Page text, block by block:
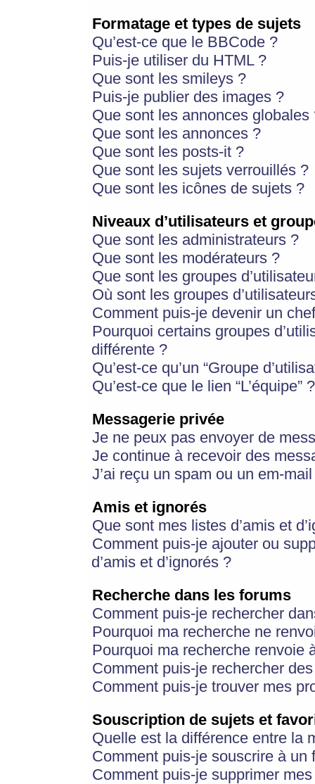
Formatage et types de sujets
Qu’est-ce que le BBCode ?
Puis-je utiliser du HTML ?
Que sont les smileys ?
Puis-je publier des images ?
Que sont les annonces globales
Que sont les annonces ?
Que sont les posts-it ?
Que sont les sujets verrouillés ?
Que sont les icônes de sujets ?
Niveaux d’utilisateurs et
Que sont les administrateurs ?
Que sont les modérateurs ?
Que sont les groupes
Où sont les groupes
Comment puis-je devenir un
Pourquoi certains groupes
différente ?
Qu’est-ce qu’un “Groupe
Qu’est-ce que le lien “L’équipe” ?
Messagerie privée
Je ne peux pas envoyer de
Je continue à recevoir des
J’ai reçu un spam ou un em-
Amis et ignorés
Que sont mes listes d’amis et
Comment puis-je ajouter ou
d’amis et d’ignorés ?
Recherche dans les forums
Comment puis-je rechercher
Pourquoi ma recherche ne
Pourquoi ma recherche renvoie
Comment puis-je rechercher
Comment puis-je trouver mes
Souscription de sujets et
Quelle est la différence entre la
Comment puis-je souscrire à
Comment puis-je supprimer